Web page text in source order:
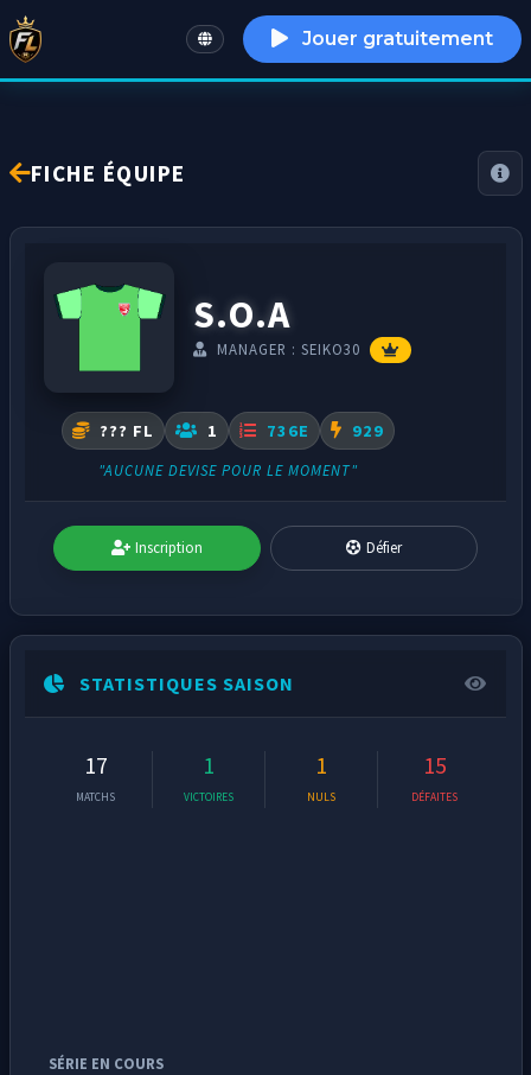
English Jouer gratuitement
FICHE ÉQUIPE
S.O.A
MANAGER : SEIKO30
??? FL 1 736E 929
"AUCUNE DEVISE POUR LE MOMENT"
Inscription Défier
STATISTIQUES SAISON
17
MATCHS
1
VICTOIRES
1
NULS
15
DÉFAITES
SÉRIE EN COURS